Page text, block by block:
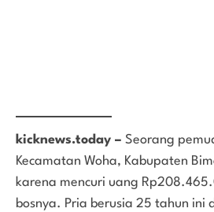
kicknews.today – Seorang
Kecamatan Woha, Kabupaten
karena mencuri uang
bosnya. Pria berusia 25 tahun ini